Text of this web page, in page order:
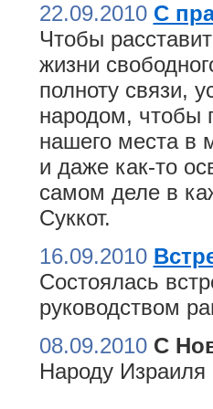
22.09.2010 С
Чтобы
жизни
полноту связи,
народом, чтобы
нашего места в
и даже как-то
самом деле в
Суккот.
16.09.2010
Состоялась
руководством
08.09.2010 С
Народу Израиля